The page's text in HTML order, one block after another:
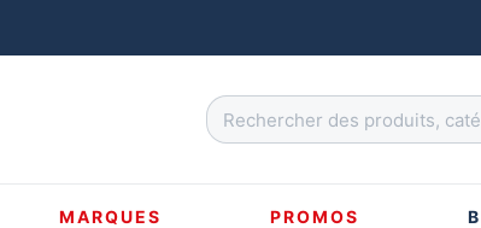
MARQUES PROMOS